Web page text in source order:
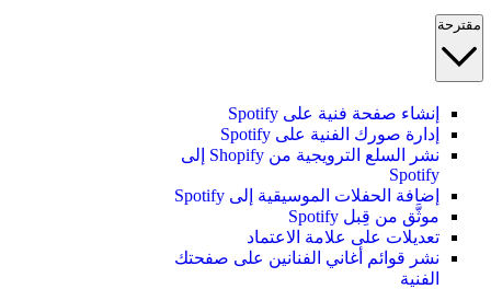
مقترحة
إنشاء صفحة فنية على Spotify
إدارة صورك الفنية على Spotify
نشر السلع الترويجية من Shopify إلى
Spotify
إضافة الحفلات الموسيقية إلى Spotify
موثَّق من قِبل Spotify
تعديلات على علامة الاعتماد
نشر قوائم أغاني الفنانين على صفحتك
الفنية